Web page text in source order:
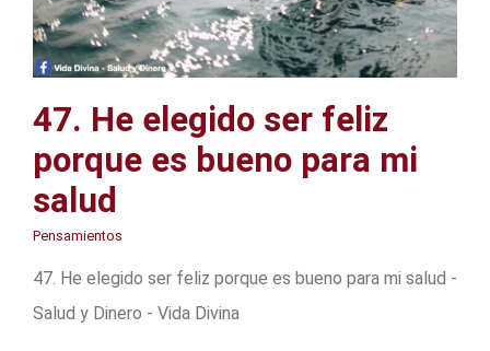
47. He elegido ser feliz
porque es bueno para mi
salud
Pensamientos
47. He elegido ser feliz porque es bueno para mi salud -
Salud y Dinero - Vida Divina